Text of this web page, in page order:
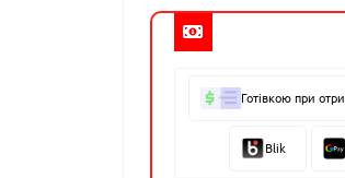
Готівкою при
Blik